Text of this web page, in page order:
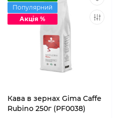
Популярний
Акція %
Кава в зернах Gima Caffe
Rubino 250г (PF0038)